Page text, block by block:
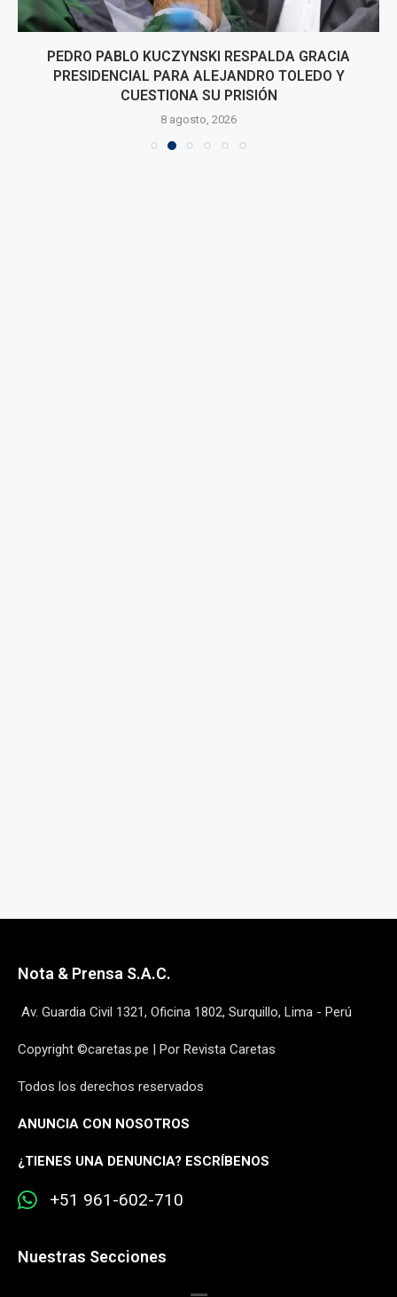
PEDRO PABLO KUCZYNSKI RESPALDA GRACIA
PRESIDENCIAL PARA ALEJANDRO TOLEDO Y
CUESTIONA SU PRISIÓN
8 agosto, 2026
Nota & Prensa S.A.C.
Av. Guardia Civil 1321, Oficina 1802, Surquillo, Lima - Perú
Copyright ©caretas.pe | Por Revista Caretas
Todos los derechos reservados
ANUNCIA CON NOSOTROS
¿TIENES UNA DENUNCIA? ESCRÍBENOS
+51 961-602-710
Nuestras Secciones